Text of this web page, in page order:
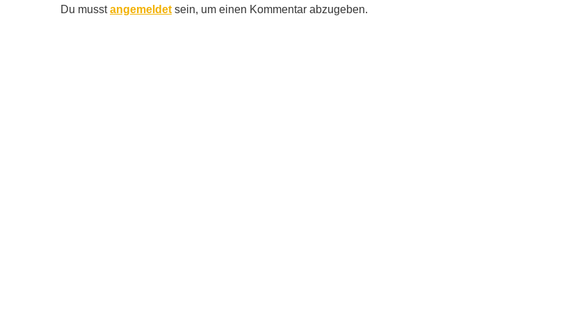
Du musstangemeldet sein, um einen Kommentar abzugeben.